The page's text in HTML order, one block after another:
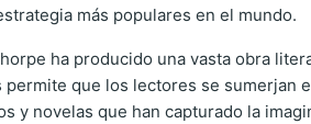
más populares en el mundo.
ha producido una vasta obra
que los lectores se sumerjan
y novelas que han capturado la